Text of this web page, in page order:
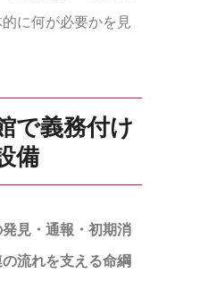
に何が必要かを見
で義務付け
備
見・通報・初期消
流れを支える命綱